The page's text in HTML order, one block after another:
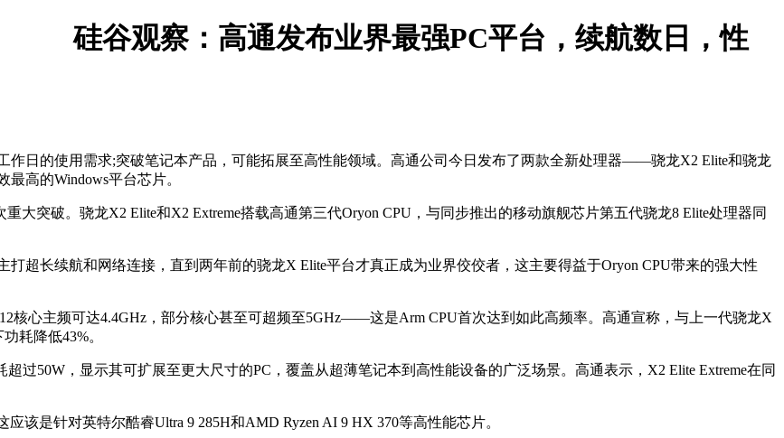
硅谷观察：高通发布业界最强PC平台，续航数日，性
日的使用需求;突破笔记本产品，可能拓展至高性能领域。高通公司今日发布了两款全新处理器——骁龙X2 Elite和骁龙
高的Windows平台芯片。
突破。骁龙X2 Elite和X2 Extreme搭载高通第三代Oryon CPU，与同步推出的移动旗舰芯片第五代骁龙8 Elite处理器同
长续航和网络连接，直到两年前的骁龙X Elite平台才真正成为业界佼佼者，这主要得益于Oryon CPU带来的强大性
心主频可达4.4GHz，部分核心甚至可超频至5GHz——这是Arm CPU首次达到如此高频率。高通宣称，与上一代骁龙X
耗降低43%。
50W，显示其可扩展至更大尺寸的PC，覆盖从超薄笔记本到高性能设备的广泛场景。高通表示，X2 Elite Extreme在同
是针对英特尔酷睿Ultra 9 285H和AMD Ryzen AI 9 HX 370等高性能芯片。